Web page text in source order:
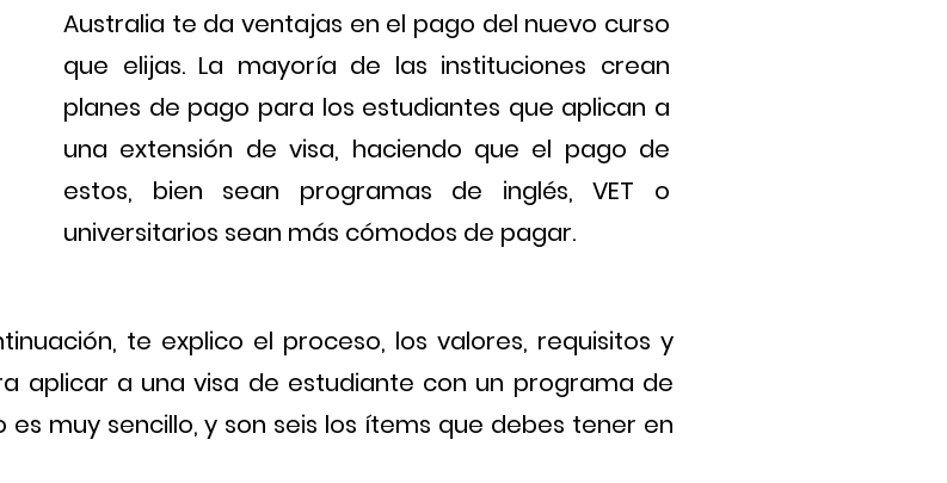
Australia te da ventajas en el pago del nuevo curso
que elijas. La mayoría de las instituciones crean
planes de pago para los estudiantes que aplican a
una extensión de visa, haciendo que el pago de
estos, bien sean programas de inglés, VET o
universitarios sean más cómodos de pagar.
te explico el proceso, los valores, requisitos y
aplicar a una visa de estudiante con un programa de
es muy sencillo, y son seis los ítems que debes tener en